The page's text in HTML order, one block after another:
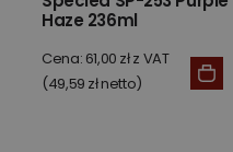
Haze 236ml
Cena: 61,00 zł z VAT
(49,59 zł netto)